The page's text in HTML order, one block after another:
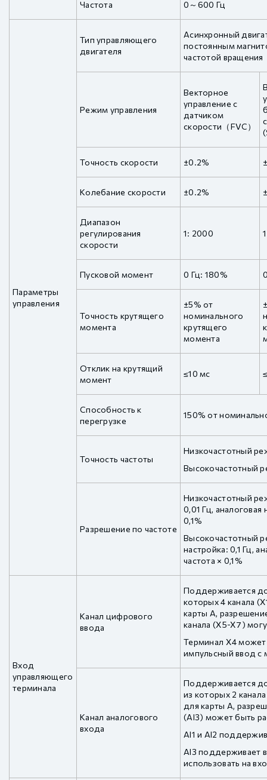
Частота 0～600 Гц
Параметры
управления
Тип управляющего
двигателя
Асинхронный
постоянным
частотой вращения
Режим управления
Векторное
управление с
датчиком
скорости（FVC）
Точность скорости ±0.2%
Колебание скорости ±0.2%
Диапазон
регулирования
скорости
1: 2000
Пусковой момент 0 Гц: 180%
Точность крутящего
момента
±5% от
номинального
крутящего
момента
Отклик на крутящий
момент
≤10 мс
Способность к
перегрузке
150% от
Точность частоты
Низкочастотный
Высокочастотный
Разрешение по частоте
Низкочастотный
0,01 Гц, аналоговая
0,1%
Высокочастотный
настройка: 0,1 Гц,
частота × 0,1%
Вход
управляющего
терминала
Канал цифрового
ввода
Поддерживается
которых 4 канала
карты A,
канала (X5-X7)
Терминал X4
импульсный ввод с
Канал аналогового
входа
Поддерживается
из которых 2
для карты A,
(AI3) может быть
AI1 и AI2
AI3 поддерживает
использовать на